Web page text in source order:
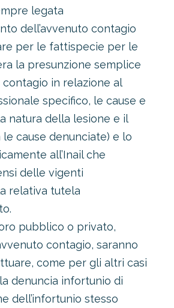
legata
dell’avvenuto contagio
per le fattispecie per le
la presunzione semplice
contagio in relazione al
specifico, le cause e
natura della lesione e il
cause denunciate) e lo
all’Inail che
delle vigenti
relativa tutela
pubblico o privato,
contagio, saranno
come per gli altri casi
denuncia infortunio di
dell’infortunio stesso